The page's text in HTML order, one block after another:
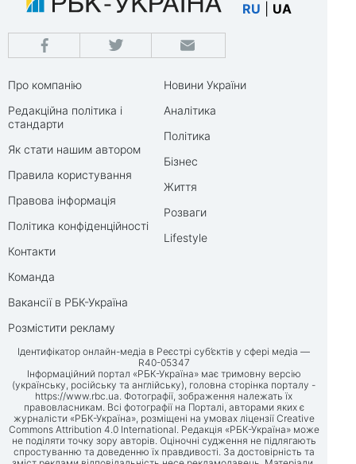
RU UA
Про компанію
Редакційна політика і
стандарти
Як стати нашим автором
Правила користування
Правова інформація
Політика конфіденційності
Контакти
Команда
Вакансії в РБК-Україна
Розмістити рекламу
Новини України
Аналітика
Політика
Бізнес
Життя
Розваги
Lifestyle
Ідентифікатор онлайн-медіа в Реєстрі суб’єктів у сфері медіа —
R40-05347
Інформаційний портал «РБК-Україна» має тримовну версію
(українську, російську та англійську), головна сторінка порталу -
https://www.rbc.ua. Фотографії, зображення належать їх
правовласникам. Всі фотографії на Порталі, авторами яких є
журналісти «РБК-Україна», розміщені на умовах ліцензії Creative
Commons Attribution 4.0 International. Редакція «РБК-Україна» може
не поділяти точку зору авторів. Оціночні судження не підлягають
спростуванню та доведенню їх правдивості. За достовірність та